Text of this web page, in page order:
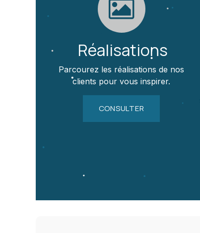
Réalisations
Parcourez les réalisations de nos
clients pour vous inspirer.
CONSULTER